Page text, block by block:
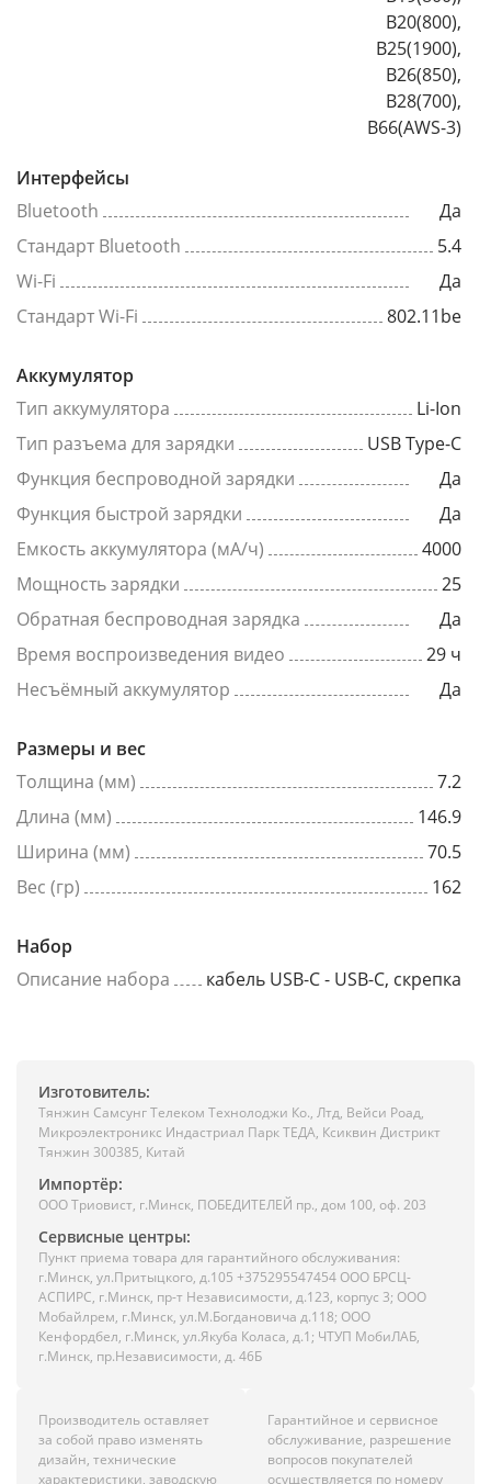
B20(800),
B25(1900),
B26(850),
B28(700),
B66(AWS-3)
Интерфейсы
Bluetooth
Да
Стандарт Bluetooth
5.4
Wi-Fi
Да
Стандарт Wi-Fi
802.11be
Аккумулятор
Тип аккумулятора
Li-Ion
Тип разъема для зарядки
USB Type-C
Функция беспроводной зарядки
Да
Функция быстрой зарядки
Да
Емкость аккумулятора (мА/ч)
4000
Мощность зарядки
25
Обратная беспроводная зарядка
Да
Время воспроизведения видео
29 ч
Несъёмный аккумулятор
Да
Размеры и вес
Толщина (мм)
7.2
Длина (мм)
146.9
Ширина (мм)
70.5
Вес (гр)
162
Набор
Описание набора
кабель USB-C - USB-C, скрепка
Изготовитель:
Тянжин Самсунг Телеком Технолоджи Ко., Лтд, Вейси Роад,
Микроэлектроникс Индастриал Парк ТЕДА, Ксиквин Дистрикт
Тянжин 300385, Китай
Импортёр:
ООО Триовист, г.Минск, ПОБЕДИТЕЛЕЙ пр., дом 100, оф. 203
Сервисные центры:
Пункт приема товара для гарантийного обслуживания:
г.Минск, ул.Притыцкого, д.105 +375295547454 ООО БРСЦ-
АСПИРС, г.Минск, пр-т Независимости, д.123, корпус 3; ООО
Мобайлрем, г.Минск, ул.М.Богдановича д.118; ООО
Кенфордбел, г.Минск, ул.Якуба Коласа, д.1; ЧТУП МобиЛАБ,
г.Минск, пр.Независимости, д. 46Б
Производитель оставляет
за собой право изменять
дизайн, технические
характеристики, заводскую
Гарантийное и сервисное
обслуживание, разрешение
вопросов покупателей
осуществляется по номеру